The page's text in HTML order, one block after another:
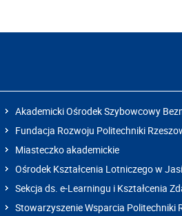
Akademicki Ośrodek Szybowcowy
Fundacja Rozwoju Politechniki
Miasteczko akademickie
Ośrodek Kształcenia Lotniczego w
Sekcja ds. e-Learningu i Kształcenia
Stowarzyszenie Wsparcia Politechniki